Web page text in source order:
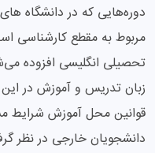
دوره‌هایی که در دانشگاه های
مربوط به مقطع کارشناسی
تحصیلی انگلیسی افزوده
زبان تدریس و آموزش در
قوانین محل آموزش
دانشجویان خارجی در نظر